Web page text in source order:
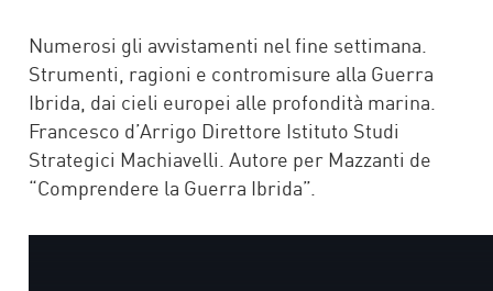
Numerosi gli avvistamenti nel fine settimana.
Strumenti, ragioni e contromisure alla Guerra
Ibrida, dai cieli europei alle profondità marina.
Francesco d’Arrigo Direttore Istituto Studi
Strategici Machiavelli. Autore per Mazzanti de
“Comprendere la Guerra Ibrida”.